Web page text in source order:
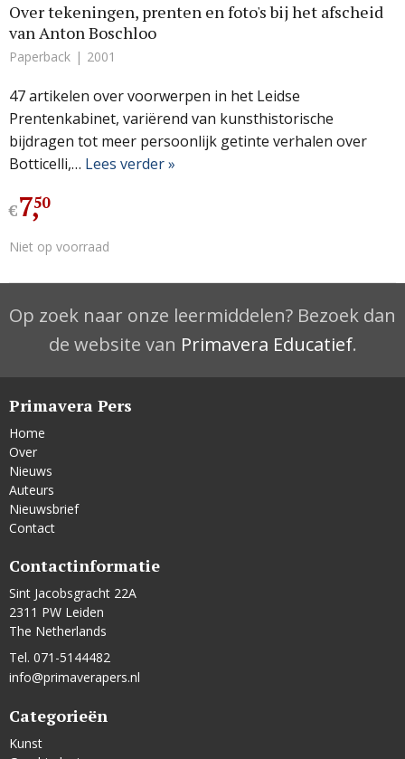
Over tekeningen, prenten en foto's bij het afscheid
van Anton Boschloo
Paperback 2001
47 artikelen over voorwerpen in het Leidse
Prentenkabinet, variërend van kunsthistorische
bijdragen tot meer persoonlijk getinte verhalen over
Botticelli,… Lees verder »
€7,
50
Niet op voorraad
Op zoek naar onze leermiddelen? Bezoek dan
de website van Primavera Educatief.
Primavera Pers
Home
Over
Nieuws
Auteurs
Nieuwsbrief
Contact
Contactinformatie
Sint Jacobsgracht 22A
2311 PW Leiden
The Netherlands
Tel. 071-5144482
info@primaverapers.nl
Categorieën
Kunst